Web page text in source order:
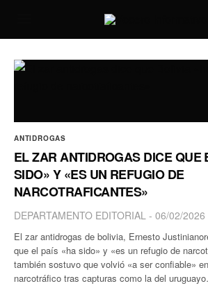
ANTIDROGAS
EL ZAR ANTIDROGAS DICE QUE
SIDO» Y «ES UN REFUGIO DE
NARCOTRAFICANTES»
DEPARTAMENTO EDITORIAL 06/02/2026
El zar antidrogas de bolivia, Ernesto
que el país «ha sido» y «es un refugio de
también sostuvo que volvió «a ser confiable»
narcotráfico tras capturas como la del